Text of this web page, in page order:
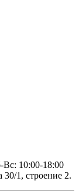
10:00-18:00
30/1, строение 2.